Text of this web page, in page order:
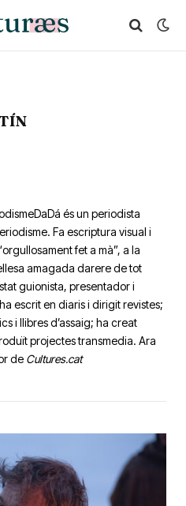
és un periodista
Fa escriptura visual i
fet a mà”, a la
amagada darere de tot
guionista, presentador i
escrit en diaris i dirigit revistes;
i llibres d’assaig; ha creat
projectes transmedia. Ara
de Cultures.cat